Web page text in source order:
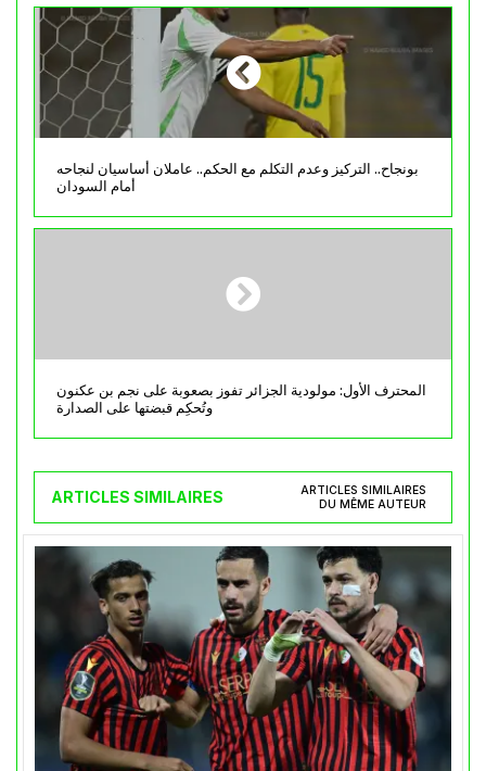
بونجاح.. التركيز وعدم التكلم مع الحكم.. عاملان أساسيان لنجاحه
أمام السودان
المحترف الأول: مولودية الجزائر تفوز بصعوبة على نجم بن عكنون
وتُحكِم قبضتها على الصدارة
ARTICLES SIMILAIRES
ARTICLES SIMILAIRES
DU MÊME AUTEUR